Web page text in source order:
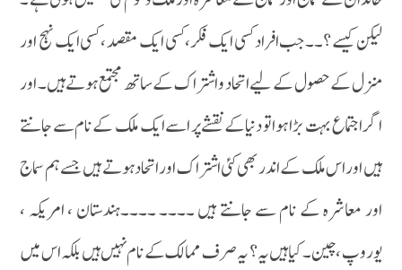
لیکن کیسے ؟ ۔۔ جب افراد کسی ایک فکر، کسی ایک مقصد ، کسی ایک نہج اور
منزل کے حصول کے لیے اتحاد و اشتراک کے ساتھ مجتمع ہوتے ہیں۔ اور
اگر اجتماع بہت بڑا ہوا تو دنیا کے نقشے پر اسے ایک ملک کے نام سے جانتے
ہیں اور اس ملک کے اندر بھی کئی اشتراک اور اتحاد ہوتے ہیں جسے ہم سماج
اور معاشرہ کے نام سے جانتے ہیں ۔۔۔۔ ۔۔۔۔ہندستان ، امریکہ ،
یوروپ ، چین ۔ کیا ہیں یہ؟ یہ صرف ممالک کے نام نہیں ہیں بلکہ اس میں